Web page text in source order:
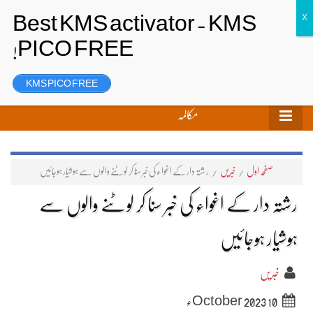
رجسٹر
مکالمہ
صفحہ اول / خبریں / رشتہ دار کے اغواء کی خبر سنا کر لوٹنے والوں سے ہوشیار ہوجائیں
رشتہ دار کے اغواء کی خبر سنا کر لوٹنے والوں سے
ہوشیار ہوجائیں
خبریں
10 October 2023ء
KMS PICO FREE